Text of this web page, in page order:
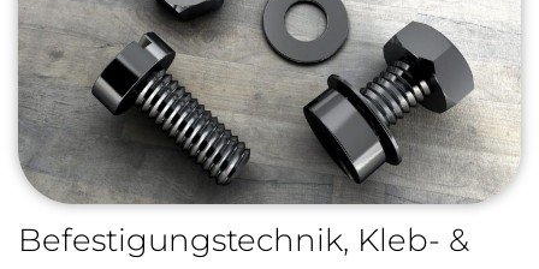
Befestigungstechnik, Kleb- &